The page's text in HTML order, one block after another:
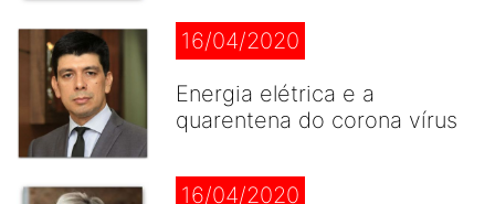
16/04/2020
Energia elétrica e a
quarentena do corona vírus
16/04/2020